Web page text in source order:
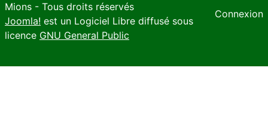
Mions - Tous droits réservés
Joomla! est un Logiciel Libre diffusé sous
licence GNU General Public
Connexion